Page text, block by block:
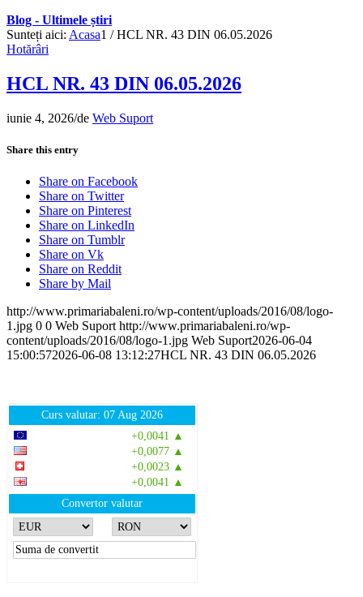
Blog - Ultimele știri
Sunteți aici: Acasa1 / HCL NR. 43 DIN 06.05.2026
Hotărâri
HCL NR. 43 DIN 06.05.2026
iunie 4, 2026/de Web Suport
Share this entry
Share on Facebook
Share on Twitter
Share on Pinterest
Share on LinkedIn
Share on Tumblr
Share on Vk
Share on Reddit
Share by Mail
http://www.primariabaleni.ro/wp-content/uploads/2016/08/logo-
1.jpg 0 0 Web Suport http://www.primariabaleni.ro/wp-
content/uploads/2016/08/logo-1.jpg Web Suport2026-06-04
15:00:572026-06-08 13:12:27HCL NR. 43 DIN 06.05.2026
Curs valutar: 07 Aug 2026
+0,0041 ▲
+0,0077 ▲
+0,0023 ▲
+0,0041 ▲
Convertor valutar